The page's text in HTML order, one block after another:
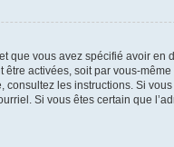
vous avez spécifié avoir en
activées, soit par vous-
les instructions. Si
Si vous êtes certain que